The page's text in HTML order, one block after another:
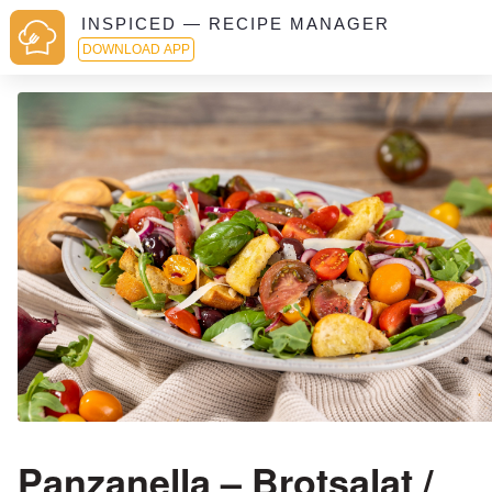
INSPICED — RECIPE MANAGER
DOWNLOAD APP
Panzanella – Brotsalat /